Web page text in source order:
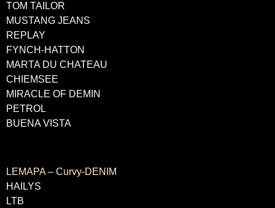
TOM TAILOR
MUSTANG JEANS
REPLAY
FYNCH-HATTON
MARTA DU CHATEAU
CHIEMSEE
MIRACLE OF DEMIN
PETROL
BUENA VISTA
LEMAPA – Curvy-DENIM
HAILYS
LTB